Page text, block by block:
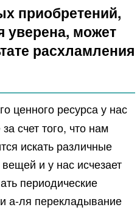
приобретений,
уверена, может
расхламления
ценного ресурса у нас
счет того, что нам
искать различные
и у нас исчезает
периодические
а-ля перекладывание